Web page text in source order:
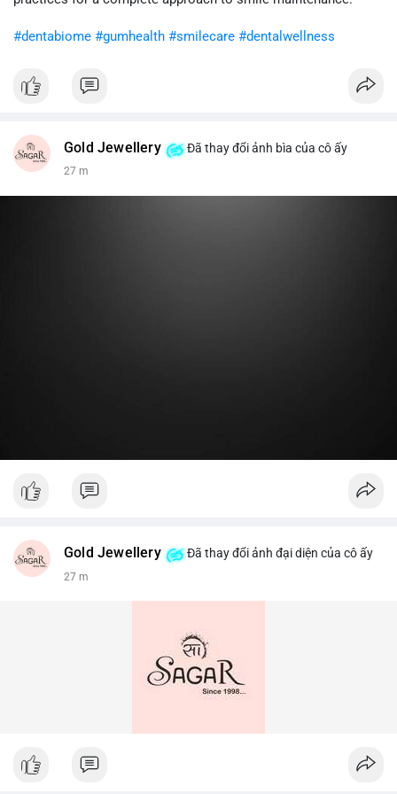
#dentabiome #gumhealth #smilecare #dentalwellness
Gold Jewellery Đã thay đổi ảnh bìa của cô ấy
27 m
Gold Jewellery Đã thay đổi ảnh đại diện của cô ấy
27 m